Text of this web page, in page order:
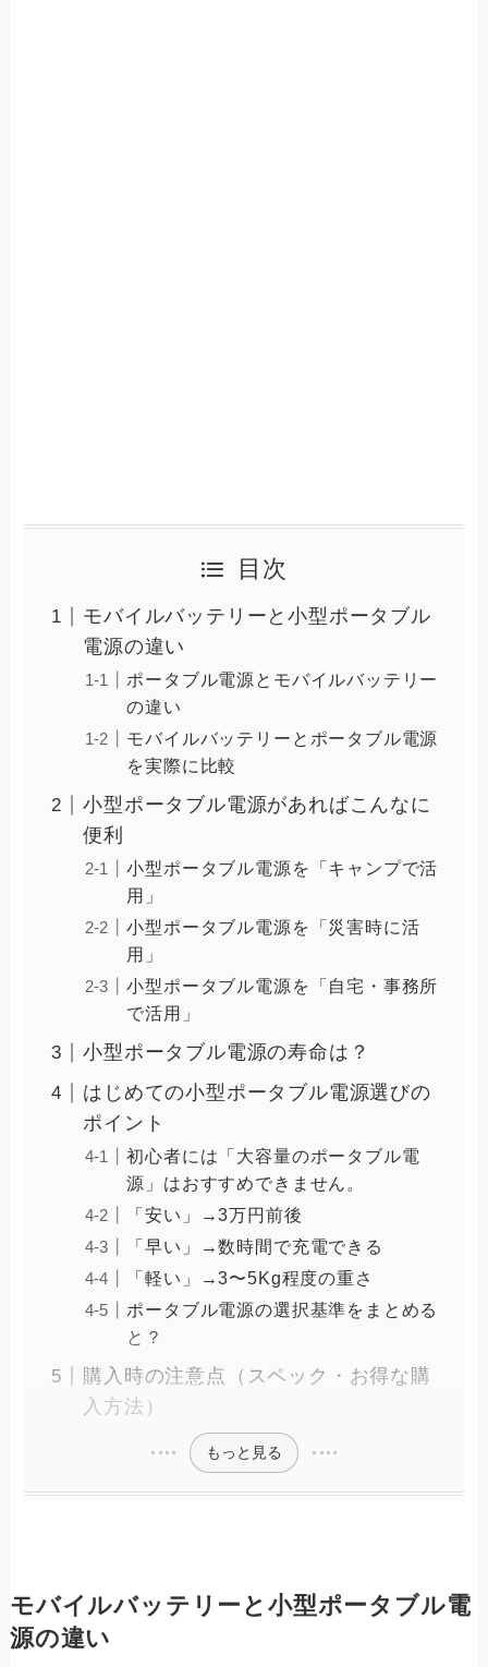
目次
モバイルバッテリーと小型ポータブル
電源の違い
ポータブル電源とモバイルバッテリー
の違い
モバイルバッテリーとポータブル電源
を実際に比較
小型ポータブル電源があればこんなに
便利
小型ポータブル電源を「キャンプで活
用」
小型ポータブル電源を「災害時に活
用」
小型ポータブル電源を「自宅・事務所
で活用」
小型ポータブル電源の寿命は？
はじめての小型ポータブル電源選びの
ポイント
初心者には「大容量のポータブル電
源」はおすすめできません。
「安い」→3万円前後
「早い」→数時間で充電できる
「軽い」→3〜5Kg程度の重さ
ポータブル電源の選択基準をまとめる
と？
購入時の注意点（スペック・お得な購
入方法）
もっと見る
モバイルバッテリーと小型ポータブル電
源の違い